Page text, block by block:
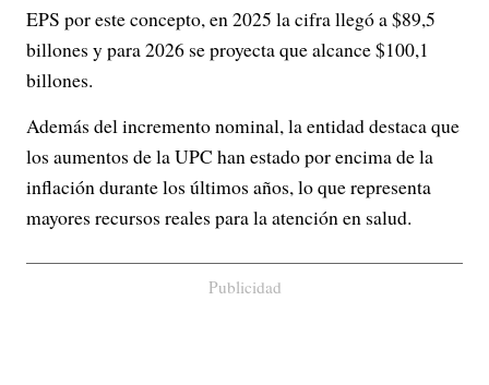
EPS por este concepto, en 2025 la cifra llegó a $89,5
billones y para 2026 se proyecta que alcance $100,1
billones.
Además del incremento nominal, la entidad destaca que
los aumentos de la UPC han estado por encima de la
inflación durante los últimos años, lo que representa
mayores recursos reales para la atención en salud.
Publicidad